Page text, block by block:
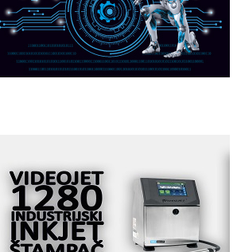
dostupan u Srbiji
MOTOMAN – NEXT-Robotika vođena
veštačkom inteligencijom
I.SAFE MOBILE revolucioniše
savremene industrijske i logističke
objekte
Alba d.o.o. – 35 godina preciznosti u
metrologiji i pametnim dozirnim
rešenjima